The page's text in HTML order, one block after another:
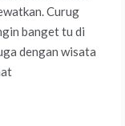
Curug
banget tu di
dengan wisata